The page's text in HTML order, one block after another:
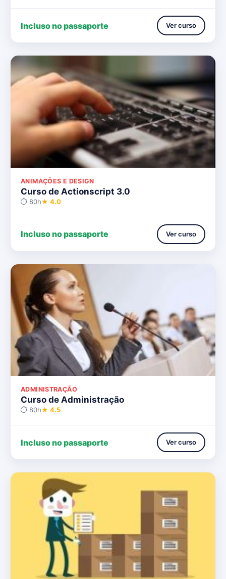
Incluso no passaporte Ver curso
ANIMAÇÕES E DESIGN
Curso de Actionscript 3.0
⏱ 80h★ 4.0
Incluso no passaporte Ver curso
ADMINISTRAÇÃO
Curso de Administração
⏱ 80h★ 4.5
Incluso no passaporte Ver curso